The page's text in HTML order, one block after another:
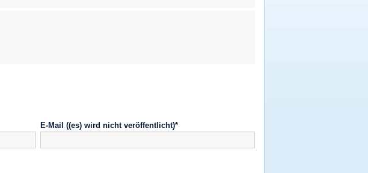
E-Mail ((es) wird nicht veröffentlicht)*